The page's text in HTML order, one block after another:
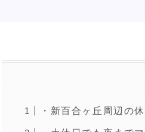
・新百合ヶ丘周辺の